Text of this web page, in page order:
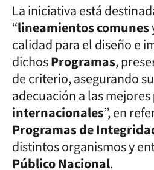
La iniciativa está
“lineamientos comunes
calidad para el diseño e
dichosProgramas,
de criterio, asegurando
adecuación a las mejores
internacionales”, en
Programas de
distintos organismos y
Público Nacional.